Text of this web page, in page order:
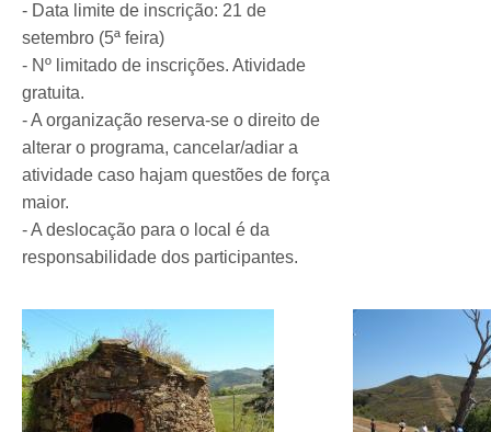
- Data limite de inscrição: 21 de
setembro (5ª feira)
- Nº limitado de inscrições. Atividade
gratuita.
- A organização reserva-se o direito de
alterar o programa, cancelar/adiar a
atividade caso hajam questões de força
maior.
- A deslocação para o local é da
responsabilidade dos participantes.